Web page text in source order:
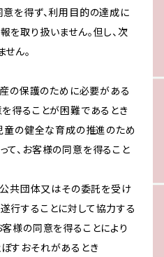
を得ず、利用目的の達成に
取り扱いません。但し、次
ん。
産の保護のために必要がある
得ることが困難であるとき
童の健全な育成の推進のため
て、お客様の同意を得ること
公共団体又はその委託を受け
行することに対して協力する
様の同意を得ることにより
すおそれがあるとき